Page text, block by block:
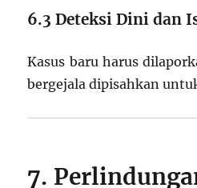
6.3 Deteksi Dini dan
Kasus baru harus
bergejala dipisahkan
7.